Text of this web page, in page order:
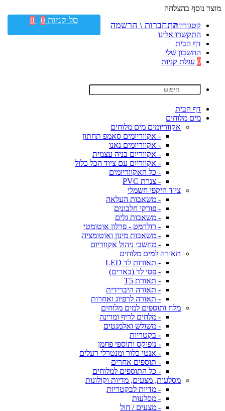
מוצר נוסף בהצלחה
קטגוריות
התקשרו אלינו
דף הבית
החשבון שלי
0 עגלת קניות
דף הבית
מים מלוחים
אקווריומים מים מלוחים
- אקווריומים סאמפ תחתון
- אקווריומים נאנו
- אקווריום בניה עצמית
- אקווריום עם ציוד הכל כלול
- כל האקווריומים
- צנרת PVC
ציוד היקפי חשמלי
- משאבות העלאה
- פורקי חלבונים
- משאבות גלים
- רולרמט - פרלון אוטומטי
- משאבות מינון ואוטומציה
- מחשבי ניהול אקווריום
תאורה למים מלוחים
- תאורות לד LED
- פסי לד (בארים)
- תאורת T5
- תאורה היברידית
- תאורה לרפיוג ואחרות
מלח ותוספים למים מלוחים
- מלחים לריף ומרינה
- משולש ואלמנטים
- בקטריות
- נופוקס ותוספי פחמן
- אנטי כלור ומנטרלי רעלים
- תוספים אחרים
- כל התוספים למלוחים
מסלעות, מצעים, מדיות וקולונות
- מדיות לבקטריות
- מסלעות
- מצעים / חול
התחברות \ הרשמה סל קניות 0
0